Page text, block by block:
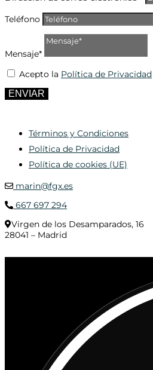
Teléfono
Mensaje*
Acepto la Política de Privacidad
ENVIAR
Términos y Condiciones
Política de Privacidad
Política de cookies (UE)
marin@fgx.es
667 697 294
Virgen de los Desamparados, 16
28041 – Madrid